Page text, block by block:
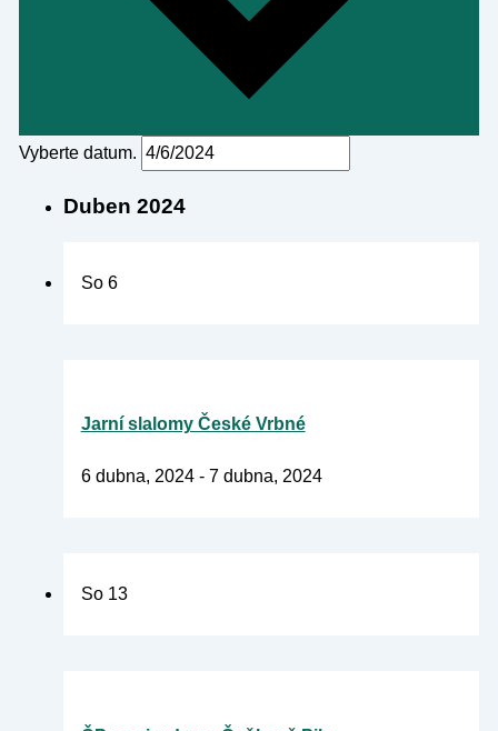
Vyberte datum.
Duben 2024
So 6
Jarní slalomy České Vrbné
6 dubna, 2024- 7 dubna, 2024
So 13